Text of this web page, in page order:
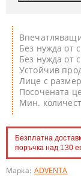
Без нужда от
Без нужда от
Устойчив
Лице с
Посочената
Мин.
Безплатна
поръчка над 130
Марка: ADVENTA